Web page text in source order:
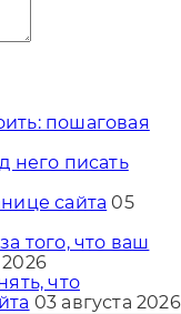
пошаговая
него писать
сайта 05
того, что ваш
что
03 августа 2026